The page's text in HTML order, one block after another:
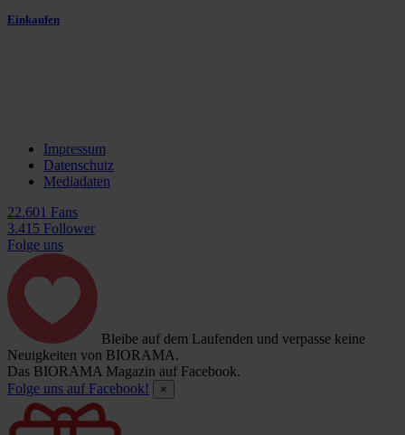
Einkaufen
Impressum
Datenschutz
Mediadaten
22.601 Fans
3.415 Follower
Folge uns
Bleibe auf dem Laufenden und verpasse keine
Neuigkeiten von BIORAMA.
Das BIORAMA Magazin auf Facebook.
Folge uns auf Facebook!
×